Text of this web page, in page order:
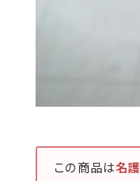
この商品は名